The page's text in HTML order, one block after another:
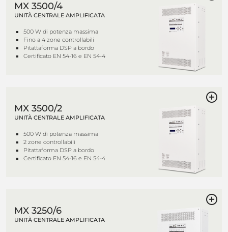
MX 3500/4
UNITÀ CENTRALE AMPLIFICATA
500 W di potenza massima
Fino a 4 zone controllabili
Pitattaforma DSP a bordo
Certificato EN 54-16 e EN 54-4
MX 3500/2
UNITÀ CENTRALE AMPLIFICATA
500 W di potenza massima
2 zone controllabili
Pitattaforma DSP a bordo
Certificato EN 54-16 e EN 54-4
MX 3250/6
UNITÀ CENTRALE AMPLIFICATA